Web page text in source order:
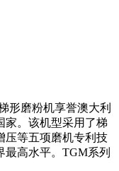
形磨粉机享誉澳大利
家。该机型采用了梯
压等五项磨机专利技
高水平。TGM系列